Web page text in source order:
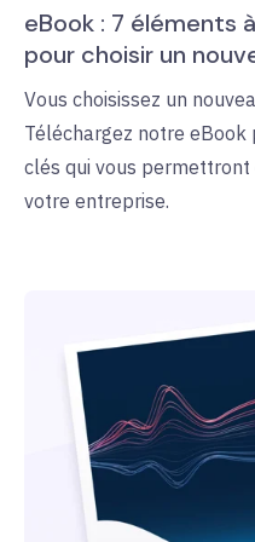
eBook : 7 éléments
pour choisir un
Vous choisissez un
Téléchargez notre
clés qui vous
votre entreprise.